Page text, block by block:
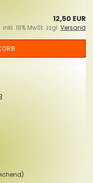
12,50 EUR
inkl. 19% MwSt. zzgl. Versand